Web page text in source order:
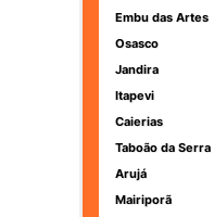
Embu das Artes
Osasco
Jandira
Itapevi
Caierias
Taboão da Serra
Arujá
Mairiporã